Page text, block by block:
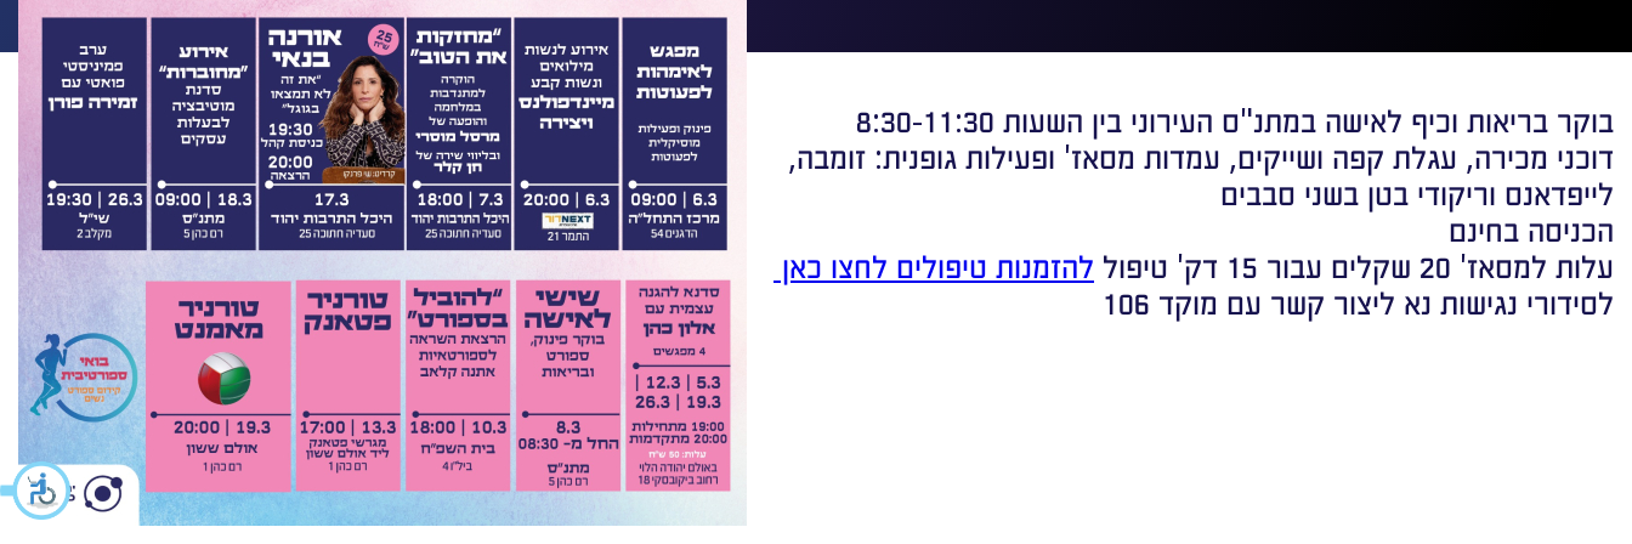
בוקר בריאות וכיף לאישה במתנ"ס העירוני בין השעות 8:30-11:30
דוכני מכירה, עגלת קפה ושייקים, עמדות מסאז' ופעילות גופנית: זומבה,
לייפדאנס וריקודי בטן בשני סבבים
הכניסה בחינם
עלות למסאז' 20 שקלים עבור 15 דק' טיפול להזמנות טיפולים לחצו כאן
לסידורי נגישות נא ליצור קשר עם מוקד 106